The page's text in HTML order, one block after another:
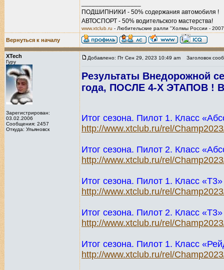
ПОДШИПНИКИ - 50% содержания автомобиля !
АВТОСПОРТ - 50% водительского мастерства!
www.xtclub.ru - Любительские ралли "Холмы России -
Вернуться к началу
XTech
Гуру
Зарегистрирован:
03.02.2006
Сообщения: 2457
Откуда: Ульяновск
Добавлено: Пт Сен 29, 2023 10:49 am Заголовок
Результаты Внедорожной
года, ПОСЛЕ 4-Х ЭТАПОВ ! В
Итог сезона. Пилот 1. Класс
http://www.xtclub.ru/rel/
Итог сезона. Пилот 2. Класс
http://www.xtclub.ru/rel/
Итог сезона. Пилот 1. Класс «T3»
http://www.xtclub.ru/rel/
Итог сезона. Пилот 2. Класс «T3»
http://www.xtclub.ru/rel/
Итог сезона. Пилот 1. Класс
http://www.xtclub.ru/rel/